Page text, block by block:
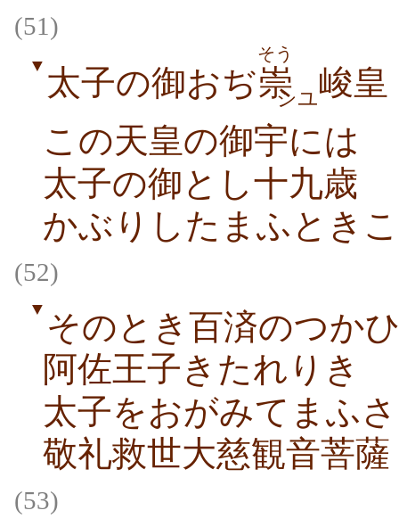
(51)
▼ 太子の御おぢ崇
そう
シユ峻皇
この天皇の御宇には
太子の御とし十九歳
かぶりしたまふとき
(52)
▼ そのとき百済のつか
阿佐王子きたれりき
太子をおがみてまふ
敬礼救世大慈観音菩薩
(53)